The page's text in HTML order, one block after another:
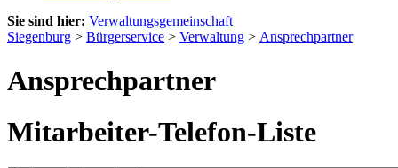
Sie sind hier: Verwaltungsgemeinschaft
Siegenburg > Bürgerservice > Verwaltung > Ansprechpartner
Ansprechpartner
Mitarbeiter-Telefon-Liste